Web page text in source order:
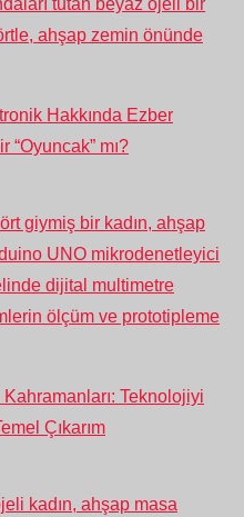
Hakkında Ezber
“Oyuncak” mı?
Teknolojiyi
Çıkarım